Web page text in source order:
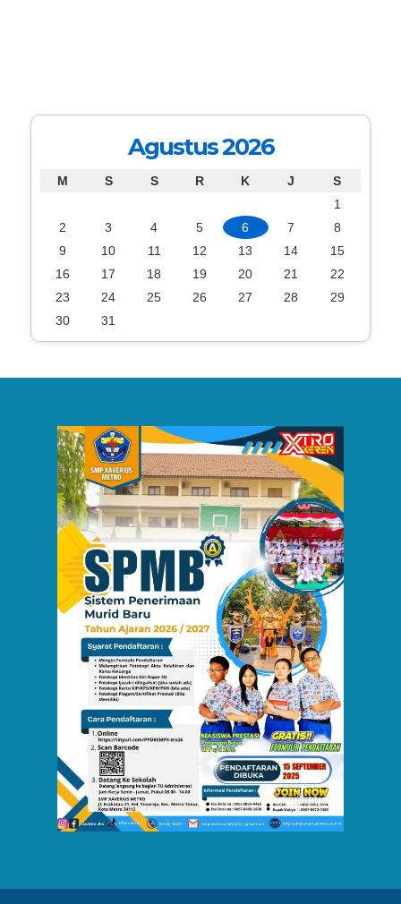
Agustus 2026
M S S R K J
S
1
2
3 4 5 6 7
8
9
10 11 12 13 14
15
16
17 18 19 20 21
22
23
24 25 26 27 28
29
30
31